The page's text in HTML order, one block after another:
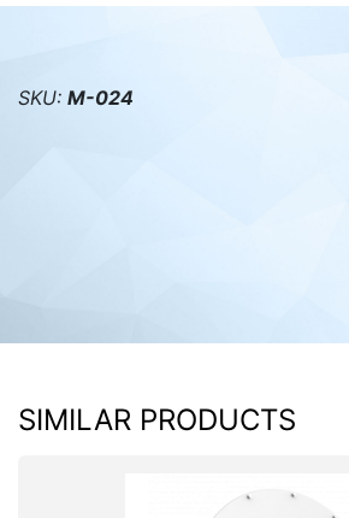
SKU: M-024
SIMILAR PRODUCTS